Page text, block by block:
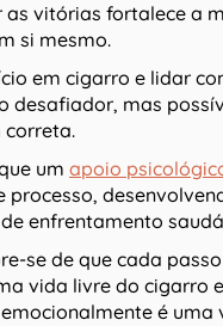
as vitórias fortalece a
si mesmo.
em cigarro e lidar
desafiador, mas
um apoio
processo,
enfrentamento
se de que cada
vida livre do cigarro
é uma